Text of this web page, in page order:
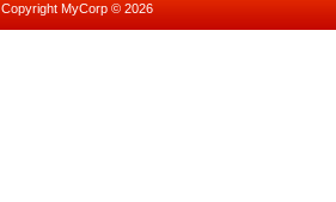
Copyright MyCorp © 2026